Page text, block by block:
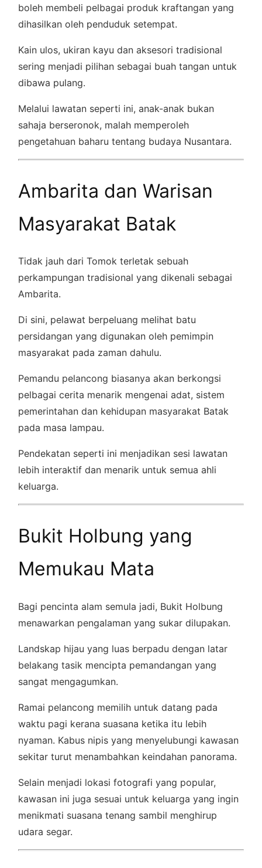
boleh membeli pelbagai produk kraftangan yang
dihasilkan oleh penduduk setempat.
Kain ulos, ukiran kayu dan aksesori tradisional
sering menjadi pilihan sebagai buah tangan untuk
dibawa pulang.
Melalui lawatan seperti ini, anak-anak bukan
sahaja berseronok, malah memperoleh
pengetahuan baharu tentang budaya Nusantara.
Ambarita dan Warisan
Masyarakat Batak
Tidak jauh dari Tomok terletak sebuah
perkampungan tradisional yang dikenali sebagai
Ambarita.
Di sini, pelawat berpeluang melihat batu
persidangan yang digunakan oleh pemimpin
masyarakat pada zaman dahulu.
Pemandu pelancong biasanya akan berkongsi
pelbagai cerita menarik mengenai adat, sistem
pemerintahan dan kehidupan masyarakat Batak
pada masa lampau.
Pendekatan seperti ini menjadikan sesi lawatan
lebih interaktif dan menarik untuk semua ahli
keluarga.
Bukit Holbung yang
Memukau Mata
Bagi pencinta alam semula jadi, Bukit Holbung
menawarkan pengalaman yang sukar dilupakan.
Landskap hijau yang luas berpadu dengan latar
belakang tasik mencipta pemandangan yang
sangat mengagumkan.
Ramai pelancong memilih untuk datang pada
waktu pagi kerana suasana ketika itu lebih
nyaman. Kabus nipis yang menyelubungi kawasan
sekitar turut menambahkan keindahan panorama.
Selain menjadi lokasi fotografi yang popular,
kawasan ini juga sesuai untuk keluarga yang ingin
menikmati suasana tenang sambil menghirup
udara segar.